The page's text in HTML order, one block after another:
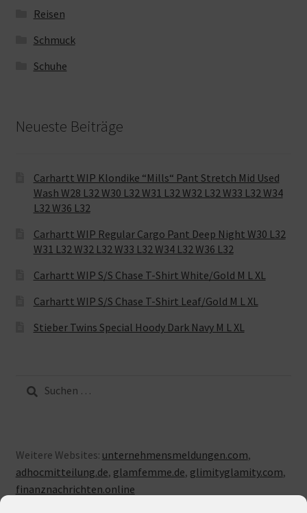
Reisen
Schmuck
Schuhe
Neueste Beiträge
Carhartt WIP Klondike “Mills“ Pant Stretch Mid Used
Wash W28 L32 W30 L32 W31 L32 W32 L32 W33 L32 W34
L32 W36 L32
Carhartt WIP Regular Cargo Pant Deep Night W30 L32
W31 L32 W32 L32 W33 L32 W34 L32 W36 L32
Carhartt WIP S/S Chase T-Shirt White/Gold M L XL
Carhartt WIP S/S Chase T-Shirt Leaf/Gold M L XL
Stieber Twins Special Hoody Dark Navy M L XL
Suche
nach:
Weitere Websites: unternehmensmeldungen.com,
adhocmitteilung.de, glamfemme.de, glimityglamity.com,
finanznachrichten.online